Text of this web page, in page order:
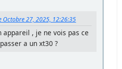
Octobre 27, 2025, 12:26:35
appareil , je ne vois pas ce
a un xt30 ?